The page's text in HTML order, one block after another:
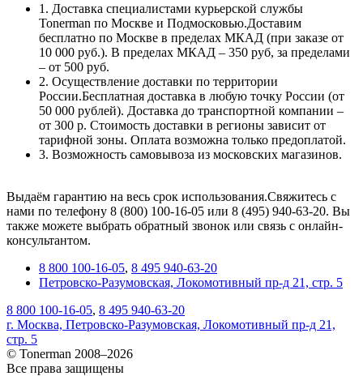
1. Доставка специалистами курьерской службы
Tonerman по Москве и Подмосковью.Доставим
бесплатно по Москве в пределах МКАД (при заказе от
10 000 руб.). В пределах МКАД – 350 руб, за пределами
– от 500 руб.
2. Осуществление доставки по территории
России.Бесплатная доставка в любую точку России (от
50 000 рублей). Доставка до транспортной компании –
от 300 р. Стоимость доставки в регионы зависит от
тарифной зоны. Оплата возможна только предоплатой.
3. Возможность самовывоза из московских магазинов.
Выдаём гарантию на весь срок использования.Свяжитесь с
нами по телефону 8 (800) 100-16-05 или 8 (495) 940-63-20. Вы
также можете выбрать обратный звонок или связь с онлайн-
консультантом.
8 800 100-16-05, 8 495 940-63-20
Петровско-Разумовская, Локомотивный пр-д 21, стр. 5
8 800 100-16-05, 8 495 940-63-20
г. Москва, Петровско-Разумовская, Локомотивный пр-д 21,
стр. 5
© Tonerman 2008–2026
Все права защищены